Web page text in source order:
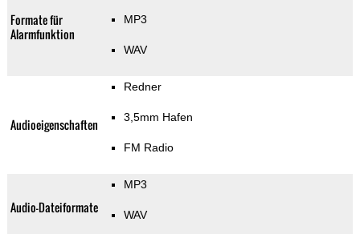
Formate für
Alarmfunktion
MP3
WAV
Audioeigenschaften
Redner
3,5mm Hafen
FM Radio
Audio-Dateiformate
MP3
WAV